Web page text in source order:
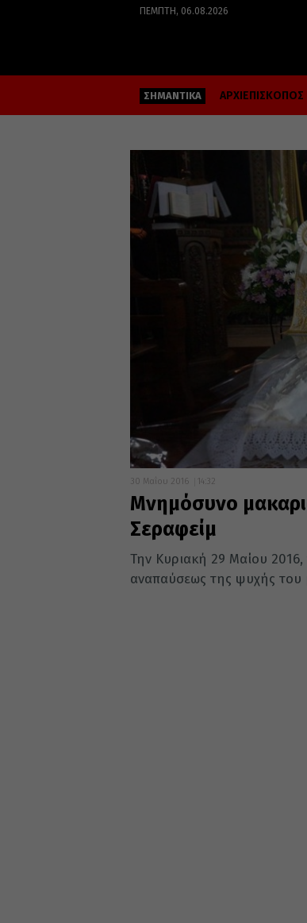
ΠΈΜΠΤΗ, 06.08.2026
ΣΗΜΑΝΤΙΚΑ
30 Μαΐου 2016 14:32
Μνημόσυνο
Σεραφείμ
Την Κυριακή 29 Μαίου
αναπαύσεως της ψυχής του